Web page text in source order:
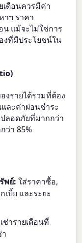
เดือนควรมีค่า
าฯ ราคา
น แม้จะไม่ใช่การ
งที่มีประโยชน์ใน
งรายได้รวมที่ต้อง
ละค่าผ่อนชำระ
ลอดภัยที่มากกว่า
ว่า 85%
พย์: ใส่ราคาซื้อ,
เบี้ย และระยะ
ช่ารายเดือนที่